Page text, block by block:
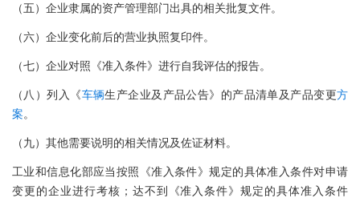
（五）企业隶属的资产管理部门出具的相关批复文件。
（六）企业变化前后的营业执照复印件。
（七）企业对照《准入条件》进行自我评估的报告。
（八）列入《车辆生产企业及产品公告》的产品清单及产品变更方
案。
（九）其他需要说明的相关情况及佐证材料。
工业和信息化部应当按照《准入条件》规定的具体准入条件对申请
变更的企业进行考核；达不到《准入条件》规定的具体准入条件